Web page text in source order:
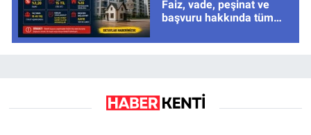
Faiz, vade, peşinat ve
başvuru hakkında tüm